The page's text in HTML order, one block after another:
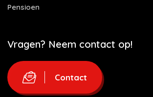
Pensioen
Vragen? Neem contact op!
Contact